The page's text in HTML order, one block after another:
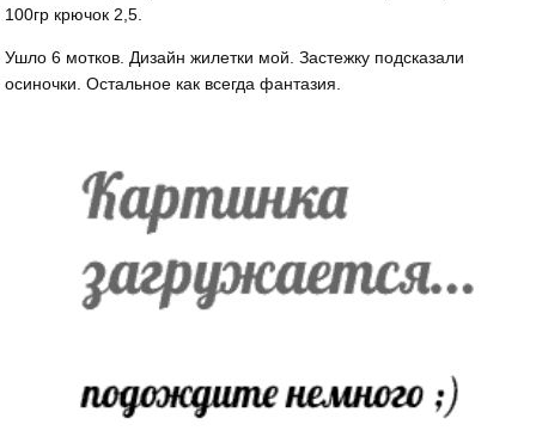
100гр крючок 2,5.
Ушло 6 мотков. Дизайн жилетки мой. Застежку подсказали
осиночки. Остальное как всегда фантазия.